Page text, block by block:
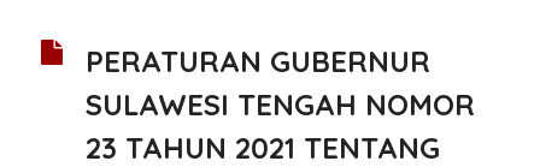
PERATURAN GUBERNUR
SULAWESI TENGAH NOMOR
23 TAHUN 2021 TENTANG